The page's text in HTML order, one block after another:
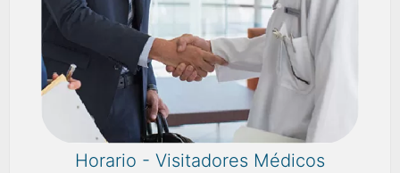
Horario - Visitadores Médicos